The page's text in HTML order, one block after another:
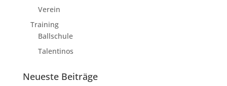
Verein
Training
Ballschule
Talentinos
Neueste Beiträge